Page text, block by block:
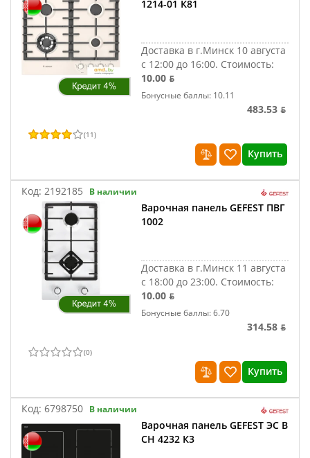
1214-01 К81
Доставка в г.Минск 10 августа
с 12:00 до 16:00. Стоимость:
10.00 ƃ
Бонусные баллы: 10.11
483.53 ƃ
(11)
Купить
Код: 2192185 В наличии
Варочная панель GEFEST ПВГ
1002
Доставка в г.Минск 11 августа
с 18:00 до 23:00. Стоимость:
10.00 ƃ
Бонусные баллы: 6.70
314.58 ƃ
(0)
Купить
Код: 6798750 В наличии
Варочная панель GEFEST ЭС В
СН 4232 К3